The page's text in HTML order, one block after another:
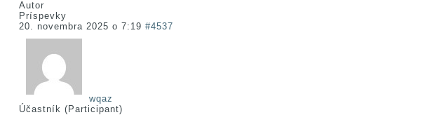
Autor
Príspevky
20. novembra 2025 o 7:19 #4537
wqaz
Účastník (Participant)